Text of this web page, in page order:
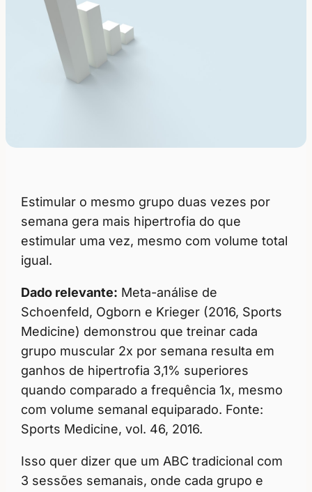
Estimular o mesmo grupo duas vezes por
semana gera mais hipertrofia do que
estimular uma vez, mesmo com volume total
igual.
Dado relevante: Meta-análise de
Schoenfeld, Ogborn e Krieger (2016, Sports
Medicine) demonstrou que treinar cada
grupo muscular 2x por semana resulta em
ganhos de hipertrofia 3,1% superiores
quando comparado a frequência 1x, mesmo
com volume semanal equiparado. Fonte:
Sports Medicine, vol. 46, 2016.
Isso quer dizer que um ABC tradicional com
3 sessões semanais, onde cada grupo e